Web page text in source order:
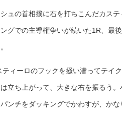
ュの首相撲に右を打ちこんだカス
グでの主導権争いが続いた1R、最
ィーロのフックを掻い潜ってテイ
立ち上がって、大きな右を振るう
ンチをダッキングでかわすが、か